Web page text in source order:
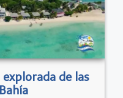
explorada de las